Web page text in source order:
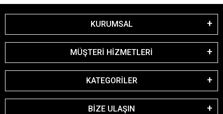
KURUMSAL
MÜŞTERİ HİZMETLERİ
KATEGORİLER
BİZE ULAŞIN